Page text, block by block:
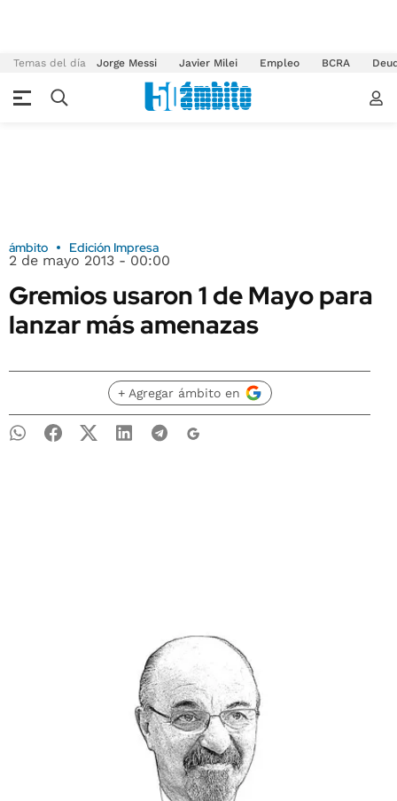
Temas del día Jorge Messi Javier Milei Empleo BCRA
ámbito Edición Impresa
2 de mayo 2013 - 00:00
Gremios usaron 1 de Mayo para
lanzar más amenazas
+ Agregar ámbito en